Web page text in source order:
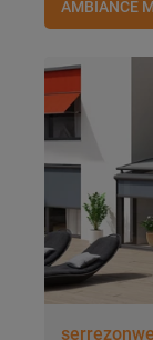
AMBIANCE